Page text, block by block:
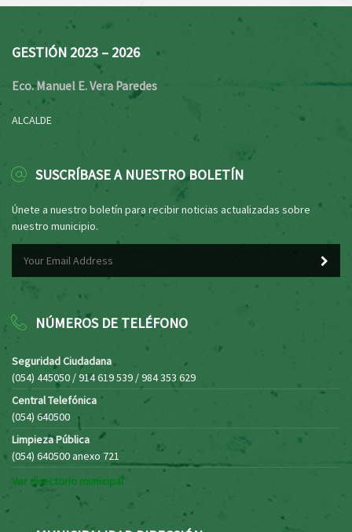
GESTIÓN 2023 – 2026
Eco. Manuel E. Vera Paredes
ALCALDE
SUSCRÍBASE A NUESTRO BOLETÍN
Únete a nuestro boletín para recibir noticias actualizadas sobre
nuestro municipio.
NÚMEROS DE TELÉFONO
Seguridad Ciudadana
(054) 445050 / 914 619 539 / 984 353 629
Central Telefónica
(054) 640500
Limpieza Pública
(054) 640500 anexo 721
Ver directorio municipal